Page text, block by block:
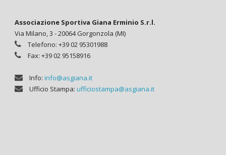
Associazione Sportiva Giana Erminio S.r.l.
Via Milano, 3 - 20064 Gorgonzola (MI)
Telefono: +39 02 95301988
Fax: +39 02 95158916
Info: info@asgiana.it
Ufficio Stampa: ufficiostampa@asgiana.it